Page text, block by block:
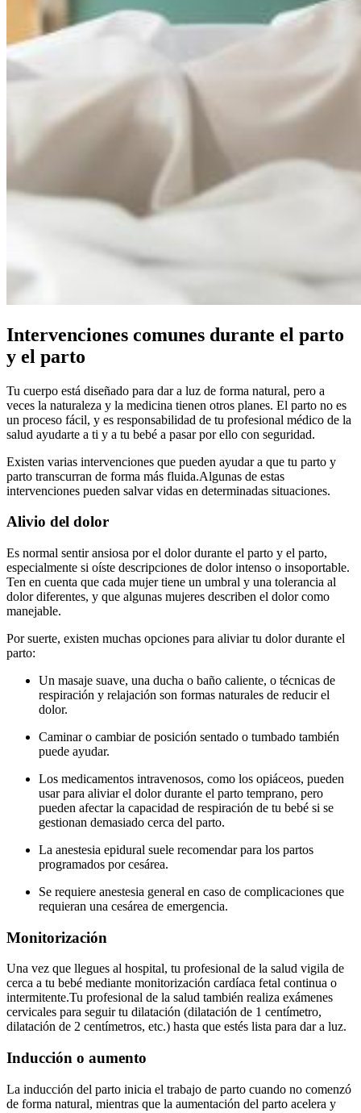
Intervenciones comunes durante el parto
y el parto
Tu cuerpo está diseñado para dar a luz de forma natural, pero a
veces la naturaleza y la medicina tienen otros planes. El parto no es
un proceso fácil, y es responsabilidad de tu profesional médico de la
salud ayudarte a ti y a tu bebé a pasar por ello con seguridad.
Existen varias intervenciones que pueden ayudar a que tu parto y
parto transcurran de forma más fluida.Algunas de estas
intervenciones pueden salvar vidas en determinadas situaciones.
Alivio del dolor
Es normal sentir ansiosa por el dolor durante el parto y el parto,
especialmente si oíste descripciones de dolor intenso o insoportable.
Ten en cuenta que cada mujer tiene un umbral y una tolerancia al
dolor diferentes, y que algunas mujeres describen el dolor como
manejable.
Por suerte, existen muchas opciones para aliviar tu dolor durante el
parto:
Un masaje suave, una ducha o baño caliente, o técnicas de
respiración y relajación son formas naturales de reducir el
dolor.
Caminar o cambiar de posición sentado o tumbado también
puede ayudar.
Los medicamentos intravenosos, como los opiáceos, pueden
usar para aliviar el dolor durante el parto temprano, pero
pueden afectar la capacidad de respiración de tu bebé si se
gestionan demasiado cerca del parto.
La anestesia epidural suele recomendar para los partos
programados por cesárea.
Se requiere anestesia general en caso de complicaciones que
requieran una cesárea de emergencia.
Monitorización
Una vez que llegues al hospital, tu profesional de la salud vigila de
cerca a tu bebé mediante monitorización cardíaca fetal continua o
intermitente.Tu profesional de la salud también realiza exámenes
cervicales para seguir tu dilatación (dilatación de 1 centímetro,
dilatación de 2 centímetros, etc.) hasta que estés lista para dar a luz.
Inducción o aumento
La inducción del parto inicia el trabajo de parto cuando no comenzó
de forma natural, mientras que la aumentación del parto acelera y